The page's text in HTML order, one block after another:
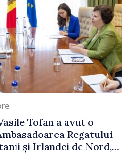
Tofan a avut o
Regatului
și Irlandei de Nord,